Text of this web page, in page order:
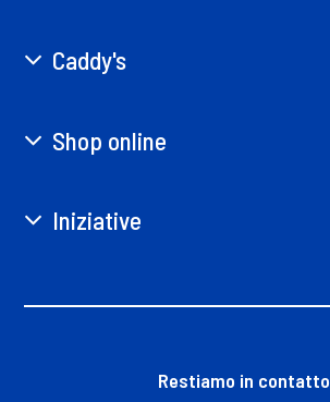
Caddy's
Shop online
Iniziative
Restiamo in contatto